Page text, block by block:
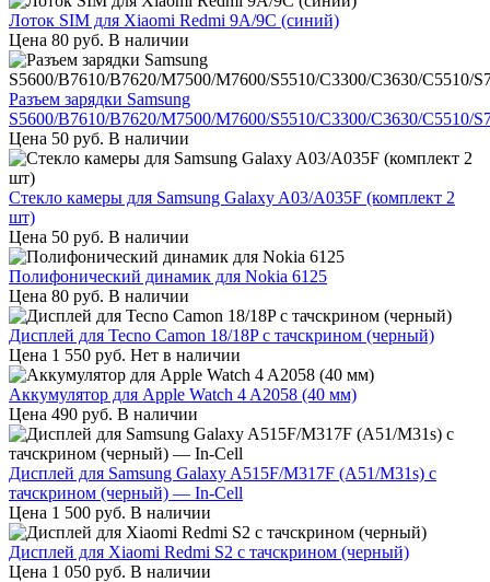
Лоток SIM для Xiaomi Redmi 9A/9C (синий)
Цена 80 руб. В наличии
Разъем зарядки Samsung
S5600/B7610/B7620/M7500/M7600/S5510/C3300/C3630/C5510/
Цена 50 руб. В наличии
Стекло камеры для Samsung Galaxy A03/A035F (комплект 2
шт)
Цена 50 руб. В наличии
Полифонический динамик для Nokia 6125
Цена 80 руб. В наличии
Дисплей для Tecno Camon 18/18P с тачскрином (черный)
Цена 1 550 руб. Нет в наличии
Аккумулятор для Apple Watch 4 A2058 (40 мм)
Цена 490 руб. В наличии
Дисплей для Samsung Galaxy A515F/M317F (A51/M31s) с
тачскрином (черный) — In-Cell
Цена 1 500 руб. В наличии
Дисплей для Xiaomi Redmi S2 с тачскрином (черный)
Цена 1 050 руб. В наличии